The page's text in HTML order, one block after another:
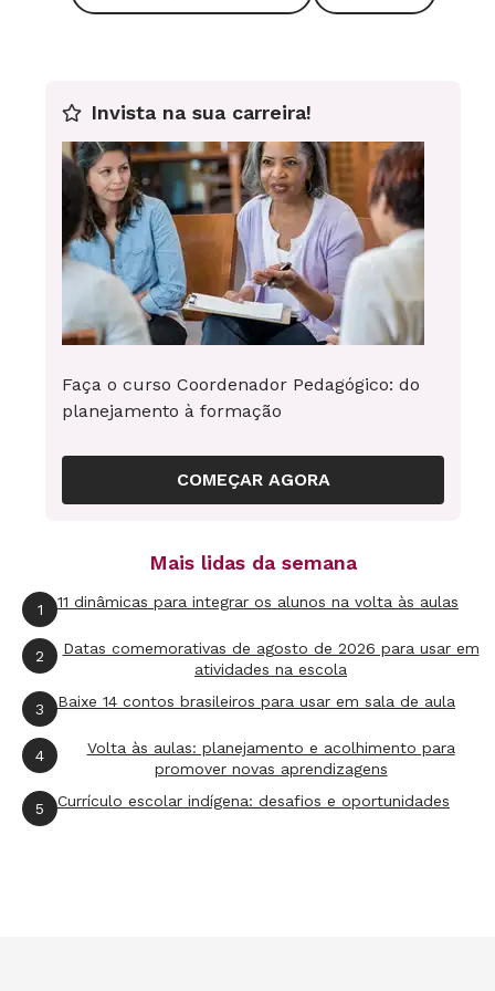
afrescos da Capela Sistina (Foto: Reprodução)
sobre Renascimento na Europa.
Pirâmides de Gizé, Egito
A grande necrópole do Antigo Egito, que fica na
atual cidade do Cairo, pode ser visitada pelo Google
Maps! O serviço tem uma página especial com
informações que orientam o tour virtual e imagens
que complementam a experiência.
Para acessar, abra o
Invista na sua carreira!
Faça o curso Coordenador Pedagógico: do
planejamento à formação
COMEÇAR AGORA
Mais lidas da semana
1 11 dinâmicas para integrar os alunos na volta às aulas
2
Datas comemorativas de agosto de 2026 para usar em
atividades na escola
3 Baixe 14 contos brasileiros para usar em sala de aula
4
Volta às aulas: planejamento e acolhimento para
promover novas aprendizagens
5 Currículo escolar indígena: desafios e oportunidades